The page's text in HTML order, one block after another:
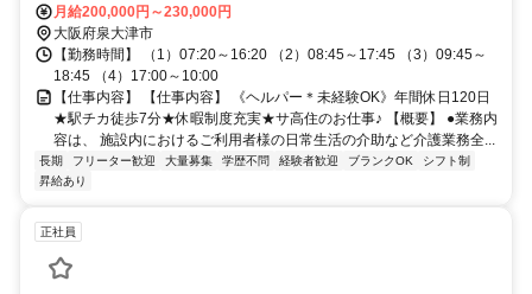
月給200,000円～230,000円
大阪府泉大津市
【勤務時間】 （1）07:20～16:20 （2）08:45～17:45 （3）09:45～
18:45 （4）17:00～10:00
【仕事内容】 【仕事内容】 《ヘルパー＊未経験OK》年間休日120日
★駅チカ徒歩7分★休暇制度充実★サ高住のお仕事♪ 【概要】 ●業務内
容は、 施設内におけるご利用者様の日常生活の介助など介護業務全...
長期 フリーター歓迎 大量募集 学歴不問 経験者歓迎 ブランクOK
シフト制
昇給あり
正社員